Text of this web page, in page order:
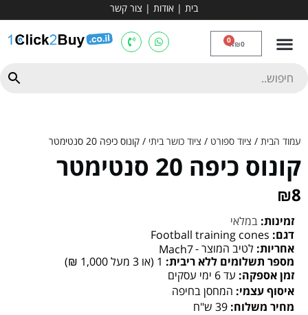
בית | אודות | צור קשר
₪0
0
עמוד הבית / ציוד ספורט / ציוד כושר ביתי / קונוס כיפה 20 סנטימטר
קונוס כיפה 20 סנטימטר
₪8
זמינות: במלאי
דגם: Football training cones
אחריות: לטיב המוצר -Mach7
מספר תשלומים ללא ריבית: 1 (או 3 מעל 1,000 ₪)
זמן אספקה: עד 6 ימי עסקים
איסוף עצמי: המחסן בחיפה
מחיר משלוח: 39 ש"ח